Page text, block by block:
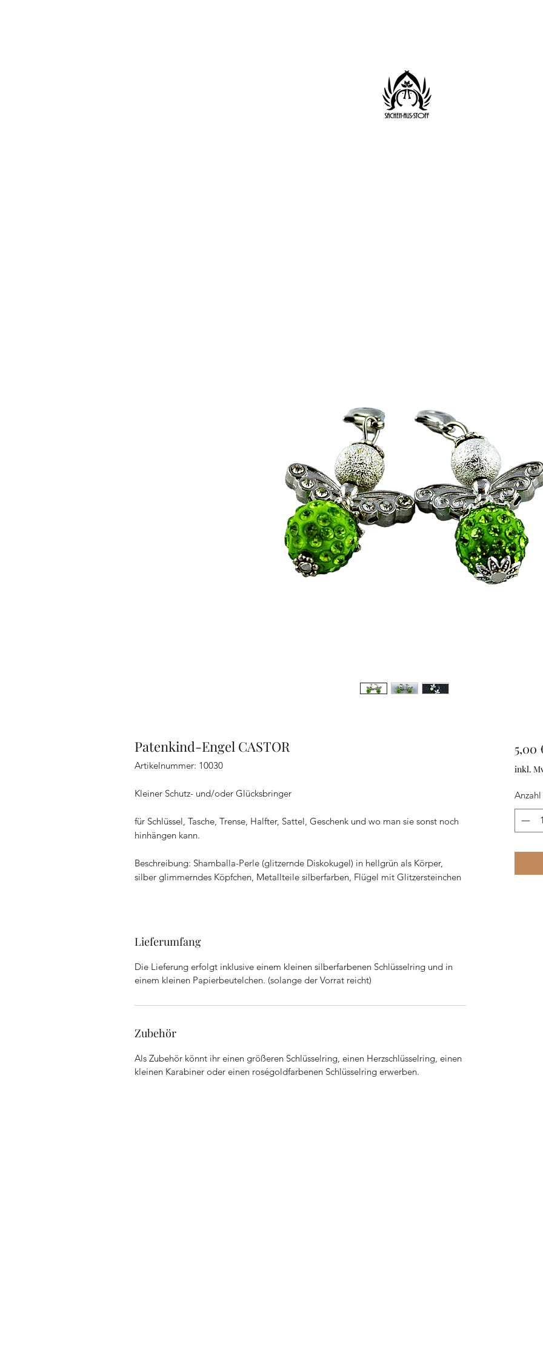
Patenkind-Engel CASTOR
Artikelnummer: 10030
Kleiner Schutz- und/oder Glücksbringer
für Schlüssel, Tasche, Trense, Halfter, Sattel, Geschenk und wo man sie sonst noch
hinhängen kann.
Beschreibung: Shamballa-Perle (glitzernde Diskokugel) in hellgrün als Körper,
silber glimmerndes Köpfchen, Metallteile silberfarben, Flügel mit Glitzersteinchen
Lieferumfang
Die Lieferung erfolgt inklusive einem kleinen silberfarbenen Schlüsselring und in
einem kleinen Papierbeutelchen. (solange der Vorrat reicht)
Zubehör
Als Zubehör könnt ihr einen größeren Schlüsselring, einen Herzschlüsselring, einen
kleinen Karabiner oder einen roségoldfarbenen Schlüsselring erwerben.
5,00
inkl.
Anzahl